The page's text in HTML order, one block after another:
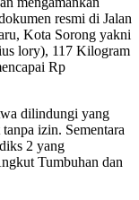
resmi di Jalan
Kota Sorong yakni
lory), 117 Kilogram
Rp
dilindungi yang
izin. Sementara
2 yang
Tumbuhan dan